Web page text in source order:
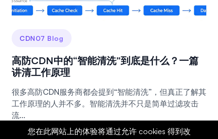
CDN07 Blog
高防CDN中的“智能清洗”到底是什么？一篇
讲清工作原理
很多高防CDN服务商都会提到“智能清洗”，但真正了解其
工作原理的人并不多。智能清洗并不只是简单过滤攻击
流...
您在此网站上的体验将通过允许 cookies 得到改